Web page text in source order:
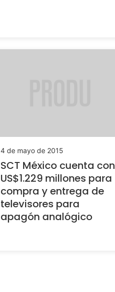
4 de mayo de 2015
SCT México cuenta con
US$1.229 millones para
compra y entrega de
televisores para
apagón analógico